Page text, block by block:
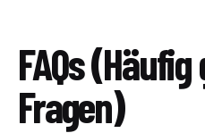
FAQs
Fragen)